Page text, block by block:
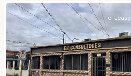
Previous
For Lease